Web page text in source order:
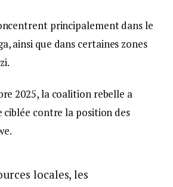
principalement dans le
ainsi que dans certaines zones
2025, la coalition rebelle a
ciblée contre la position des
locales, les